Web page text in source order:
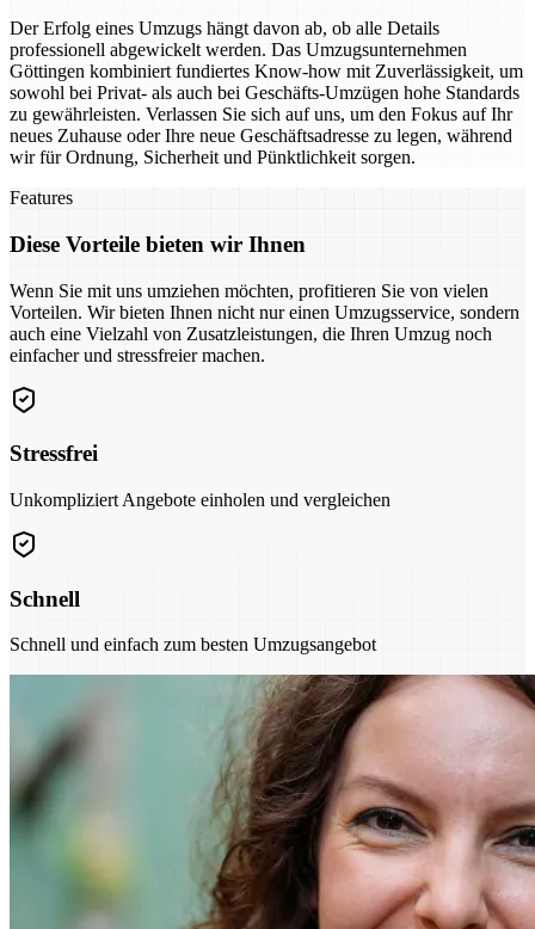
Der Erfolg eines Umzugs hängt davon ab, ob alle Details
professionell abgewickelt werden. Das Umzugsunternehmen
Göttingen kombiniert fundiertes Know-how mit Zuverlässigkeit, um
sowohl bei Privat- als auch bei Geschäfts-Umzügen hohe Standards
zu gewährleisten. Verlassen Sie sich auf uns, um den Fokus auf Ihr
neues Zuhause oder Ihre neue Geschäftsadresse zu legen, während
wir für Ordnung, Sicherheit und Pünktlichkeit sorgen.
Features
Diese Vorteile bieten wir Ihnen
Wenn Sie mit uns umziehen möchten, profitieren Sie von vielen
Vorteilen. Wir bieten Ihnen nicht nur einen Umzugsservice, sondern
auch eine Vielzahl von Zusatzleistungen, die Ihren Umzug noch
einfacher und stressfreier machen.
Stressfrei
Unkompliziert Angebote einholen und vergleichen
Schnell
Schnell und einfach zum besten Umzugsangebot